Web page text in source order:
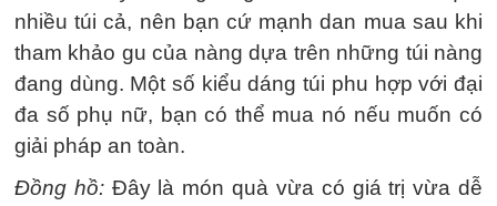
nhiều túi cả, nên bạn cứ mạnh dan mua sau khi
tham khảo gu của nàng dựa trên những túi nàng
đang dùng. Một số kiểu dáng túi phu hợp với đại
đa số phụ nữ, bạn có thể mua nó nếu muốn có
giải pháp an toàn.
Đồng hồ:Đây là món quà vừa có giá trị vừa dễ